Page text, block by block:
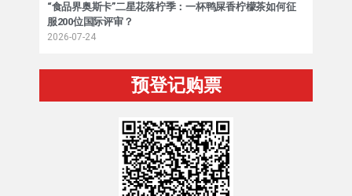
“食品界奥斯卡”二星花落柠季：一杯鸭屎香柠檬茶如何征
服200位国际评审？
2026-07-24
预登记购票